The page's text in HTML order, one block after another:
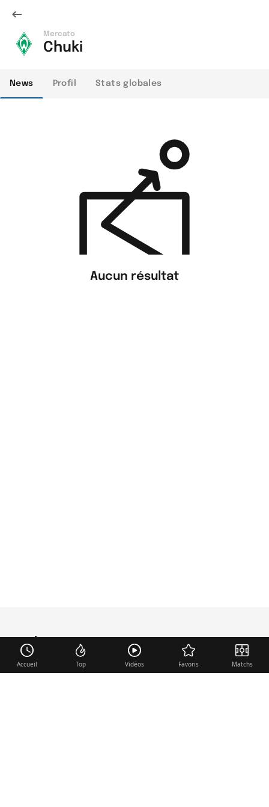
Mercato
Chuki
News Profil Stats globales
Aucun résultat
mercato
Accueil Top Vidéos Favoris Matchs